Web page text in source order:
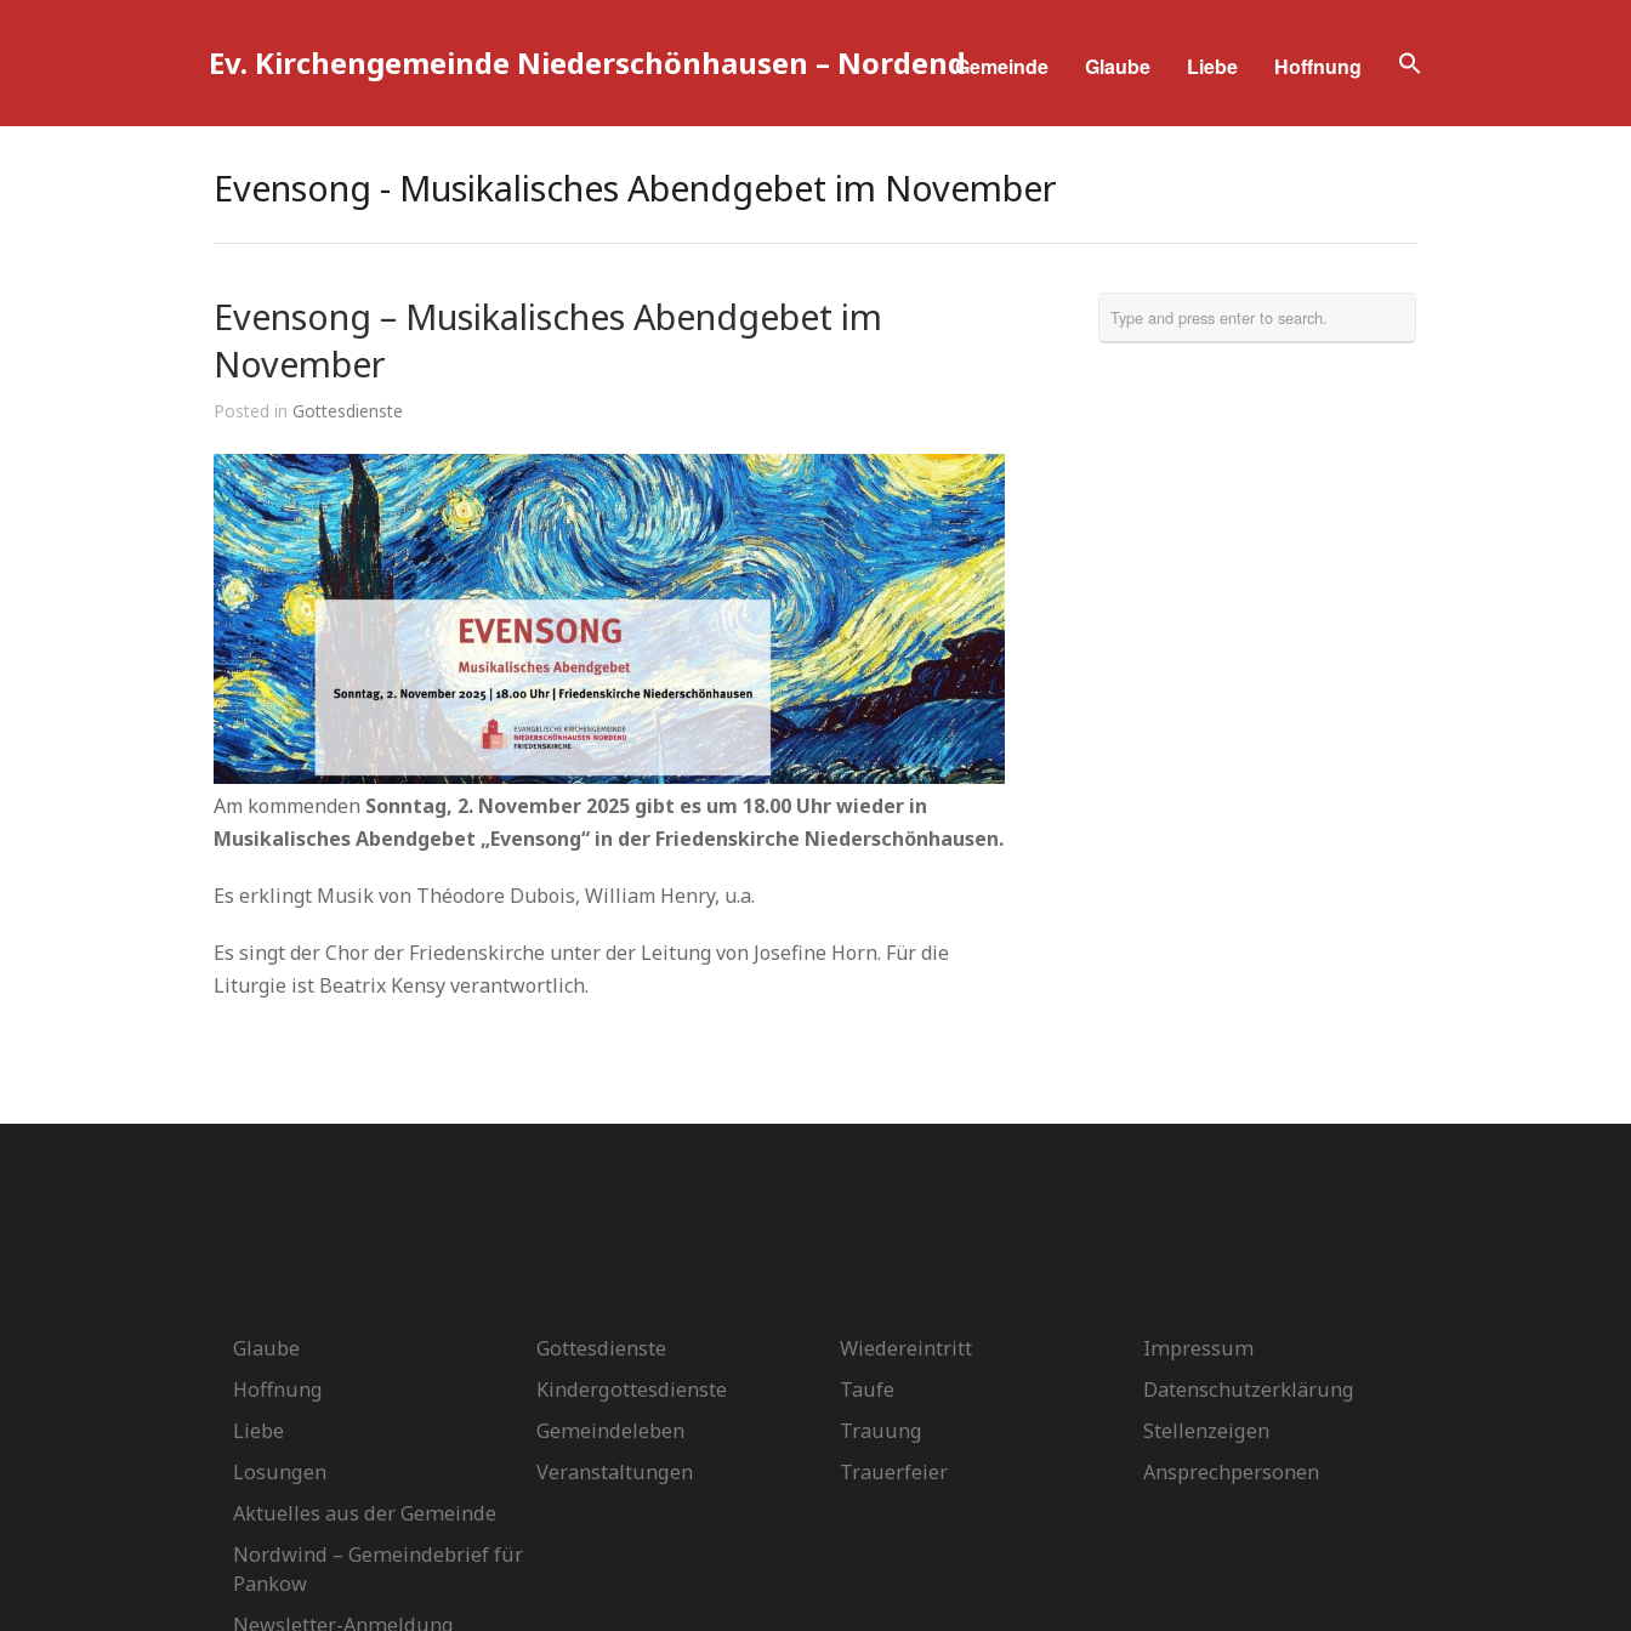
Ev. Kirchengemeinde Niederschönhausen – NordendGemeinde Glaube Liebe Hoffnung
Evensong - Musikalisches Abendgebet im November
Evensong – Musikalisches Abendgebet im
November
Posted in Gottesdienste
Am kommenden Sonntag, 2. November 2025 gibt es um 18.00 Uhr wieder in
Musikalisches Abendgebet „Evensong“ in der Friedenskirche Niederschönhausen.
Es erklingt Musik von Théodore Dubois, William Henry, u.a.
Es singt der Chor der Friedenskirche unter der Leitung von Josefine Horn. Für die
Liturgie ist Beatrix Kensy verantwortlich.
Glaube
Hoffnung
Liebe
Losungen
Aktuelles aus der Gemeinde
Nordwind – Gemeindebrief für
Pankow
Newsletter-Anmeldung
Gottesdienste
Kindergottesdienste
Gemeindeleben
Veranstaltungen
Wiedereintritt
Taufe
Trauung
Trauerfeier
Impressum
Datenschutzerklärung
Stellenzeigen
Ansprechpersonen